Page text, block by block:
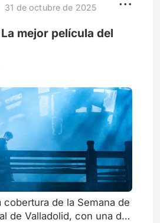
de
31 de octubre de 2025
mejor película del
de la Semana de
de Valladolid, con una de